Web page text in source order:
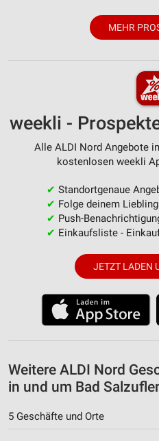
MEHR
weekli -
Alle ALDI Nord Angebote
kostenlosen weekli
✔ Standortgenaue
✔ Folge deinem
✔ Push-
✔ Einkaufsliste -
JETZT LADEN
Weitere ALDI Nord
in und um Bad
5 Geschäfte und Orte